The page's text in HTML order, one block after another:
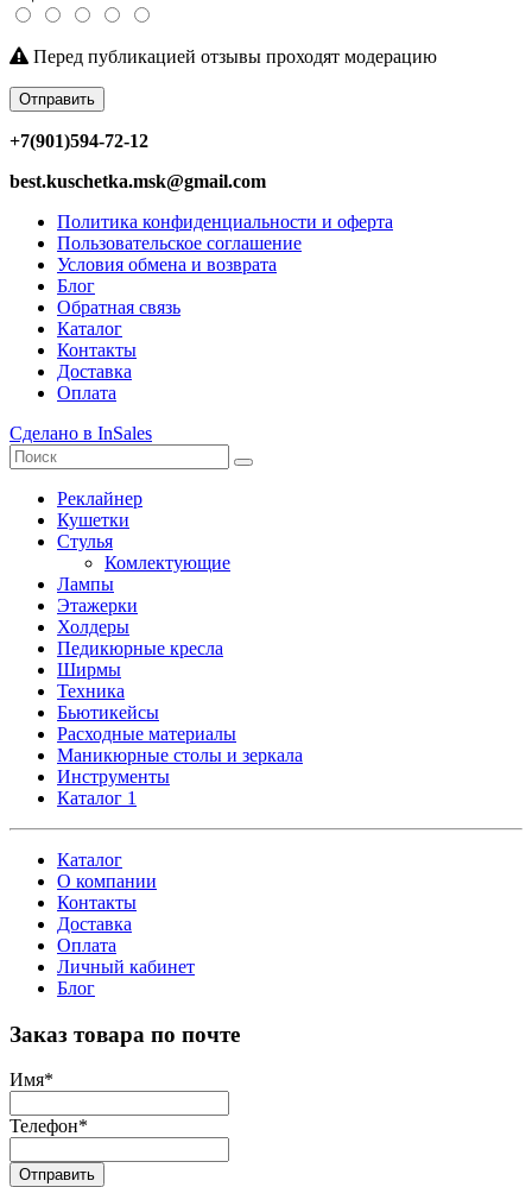
Перед публикацией отзывы проходят модерацию
Отправить
+7(901)594-72-12
best.kuschetka.msk@gmail.com
Политика конфиденциальности и оферта
Пользовательское соглашение
Условия обмена и возврата
Блог
Обратная связь
Каталог
Контакты
Доставка
Оплата
Сделано в InSales
Реклайнер
Кушетки
Стулья
Комлектующие
Лампы
Этажерки
Холдеры
Педикюрные кресла
Ширмы
Техника
Бьютикейсы
Расходные материалы
Маникюрные столы и зеркала
Инструменты
Каталог 1
Каталог
О компании
Контакты
Доставка
Оплата
Личный кабинет
Блог
Заказ товара по почте
Имя*
Телефон*
Отправить